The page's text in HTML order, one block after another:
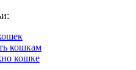
кошкам
кошке